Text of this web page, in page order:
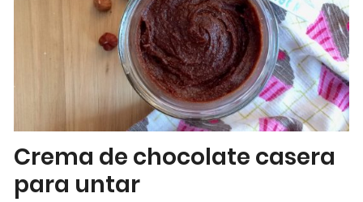
Crema de chocolate casera
para untar